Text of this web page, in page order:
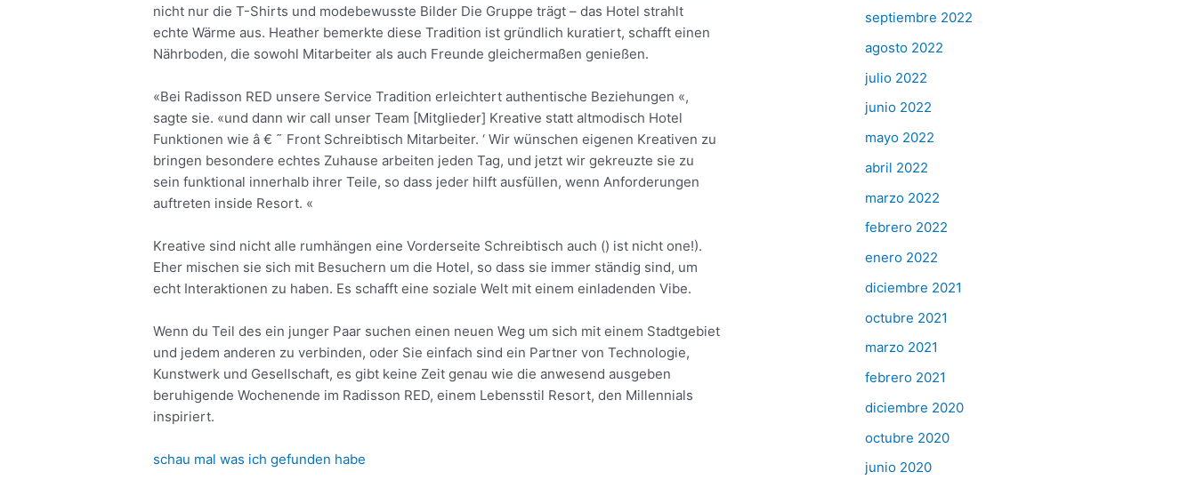
nicht nur die T-Shirts und modebewusste Bilder Die Gruppe trägt – das Hotel strahlt
echte Wärme aus. Heather bemerkte diese Tradition ist gründlich kuratiert, schafft einen
Nährboden, die sowohl Mitarbeiter als auch Freunde gleichermaßen genießen.
«Bei Radisson RED unsere Service Tradition erleichtert authentische Beziehungen «,
sagte sie. «und dann wir call unser Team [Mitglieder] Kreative statt altmodisch Hotel
Funktionen wie â € ˜ Front Schreibtisch Mitarbeiter. ‘ Wir wünschen eigenen Kreativen zu
bringen besondere echtes Zuhause arbeiten jeden Tag, und jetzt wir gekreuzte sie zu
sein funktional innerhalb ihrer Teile, so dass jeder hilft ausfüllen, wenn Anforderungen
auftreten inside Resort. «
Kreative sind nicht alle rumhängen eine Vorderseite Schreibtisch auch () ist nicht one!).
Eher mischen sie sich mit Besuchern um die Hotel, so dass sie immer ständig sind, um
echt Interaktionen zu haben. Es schafft eine soziale Welt mit einem einladenden Vibe.
Wenn du Teil des ein junger Paar suchen einen neuen Weg um sich mit einem Stadtgebiet
und jedem anderen zu verbinden, oder Sie einfach sind ein Partner von Technologie,
Kunstwerk und Gesellschaft, es gibt keine Zeit genau wie die anwesend ausgeben
beruhigende Wochenende im Radisson RED, einem Lebensstil Resort, den Millennials
inspiriert.
schau mal was ich gefunden habe
septiembre 2022
agosto 2022
julio 2022
junio 2022
mayo 2022
abril 2022
marzo 2022
febrero 2022
enero 2022
diciembre 2021
octubre 2021
marzo 2021
febrero 2021
diciembre 2020
octubre 2020
junio 2020